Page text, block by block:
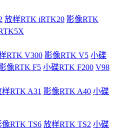
放样RTK iRTK20 影像RTK
RTK V300 影像RTK V5 小碟
像RTK F5 小碟RTK F200 V98
样RTK A31 影像RTK A40 小碟
像RTK TS6 放样RTK TS2 小碟